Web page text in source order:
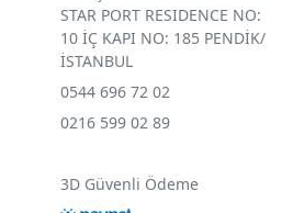
STAR PORT RESIDENCE NO:
10 İÇ KAPI NO: 185 PENDİK/
İSTANBUL
0544 696 72 02
0216 599 02 89
3D Güvenli Ödeme